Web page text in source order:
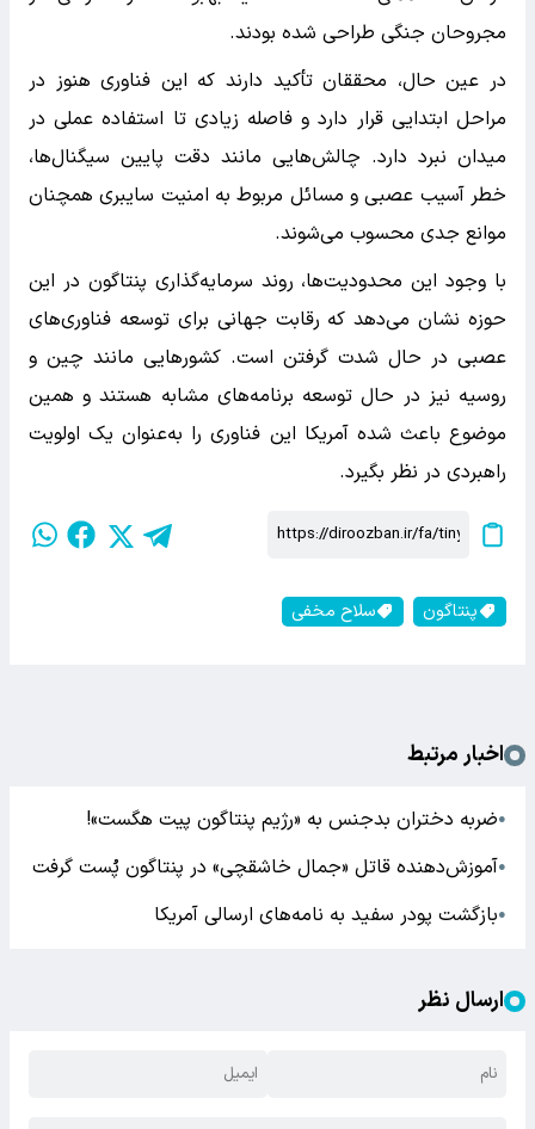
مجروحان جنگی طراحی شده بودند.
در عین حال، محققان تأکید دارند که این فناوری هنوز در
مراحل ابتدایی قرار دارد و فاصله زیادی تا استفاده عملی در
میدان نبرد دارد. چالش‌هایی مانند دقت پایین سیگنال‌ها،
خطر آسیب عصبی و مسائل مربوط به امنیت سایبری همچنان
موانع جدی محسوب می‌شوند.
با وجود این محدودیت‌ها، روند سرمایه‌گذاری پنتاگون در این
حوزه نشان می‌دهد که رقابت جهانی برای توسعه فناوری‌های
عصبی در حال شدت گرفتن است. کشورهایی مانند چین و
روسیه نیز در حال توسعه برنامه‌های مشابه هستند و همین
موضوع باعث شده آمریکا این فناوری را به‌عنوان یک اولویت
راهبردی در نظر بگیرد.
پنتاگون سلاح مخفی
اخبار مرتبط
●ضربه دختران بدجنس به «رژیم پنتاگون پیت هگست»!
●آموزش‌دهنده قاتل «جمال خاشقچی» در پنتاگون پُست گرفت
●بازگشت پودر سفید به نامه‌های ارسالی آمریکا
ارسال نظر